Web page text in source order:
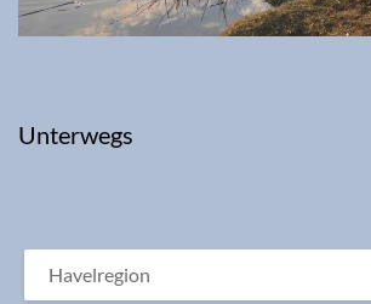
Unterwegs
Havelregion